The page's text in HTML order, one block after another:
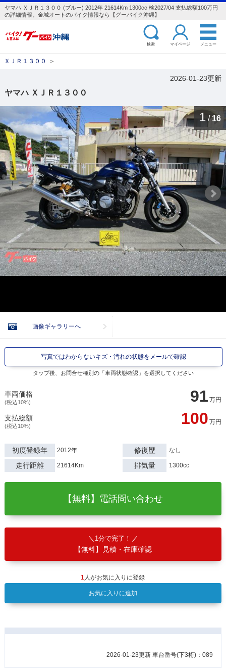
ヤマハ ＸＪＲ１３００ (ブルー) 2012年 21614Km 1300cc 検2027/04 支払総額100万円
の詳細情報。金城オートのバイク情報なら【グーバイク沖縄】
検索 マイページ メニュー
ＸＪＲ１３００ ＞
2026-01-23更新
ヤマハ ＸＪＲ１３００
1 / 16
画像ギャラリーへ
写真ではわからないキズ・汚れの状態をメールで確認
タップ後、お問合せ種別の「車両状態確認」を選択してください
車両価格
(税込10%) 91 万円
支払総額
(税込10%) 100 万円
初度登録年 2012年 修復歴 なし
走行距離 21614Km 排気量 1300cc
【無料】電話問い合わせ
1分で完了！
【無料】見積・在庫確認
1 人がお気に入りに登録
お気に入りに追加
2026-01-23更新 車台番号(下3桁)：089